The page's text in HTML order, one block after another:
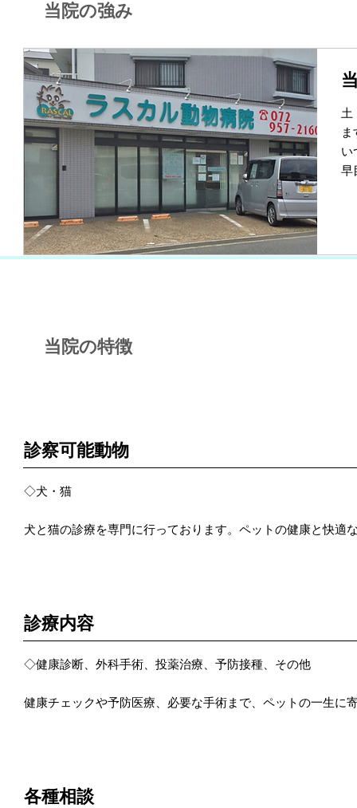
当院の強み
土
ま
い
早
当院の特徴
診察可能動物
◇犬・猫
犬と猫の診療を専門に行っております。ペットの健康と快適
診療内容
◇健康診断、外科手術、投薬治療、予防接種、その他
健康チェックや予防医療、必要な手術まで、ペットの一生に
各種相談